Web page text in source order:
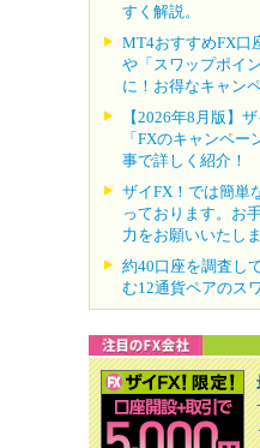
すく解説。
MT4おすすめFX口
や「スワップポイ
に！お得なキャン
【2026年8月版】
「FXのキャンペ
事で詳しく紹介！
ザイFX！では簡単
っております。お
力をお願いいたし
約40口座を調査し
む12通貨ペアのス